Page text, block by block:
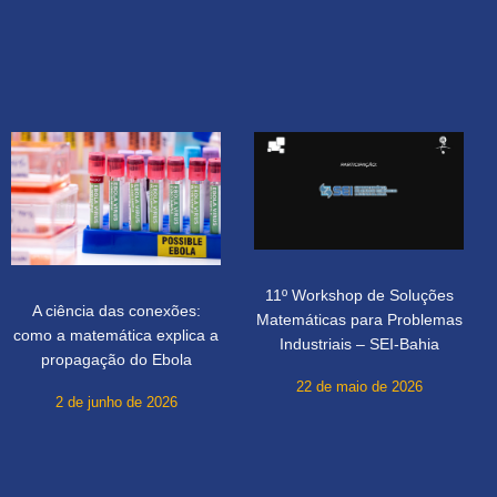
A ciência das conexões:
como a matemática explica a
propagação do Ebola
2 de junho de 2026
11º Workshop de Soluções
Matemáticas para Problemas
Industriais – SEI-Bahia
22 de maio de 2026